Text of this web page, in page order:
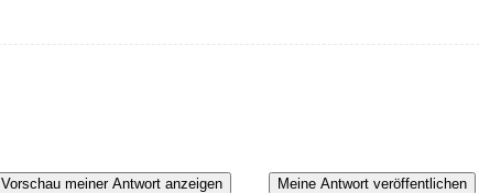
Vorschau meiner Antwort anzeigen Meine Antwort veröffentlichen